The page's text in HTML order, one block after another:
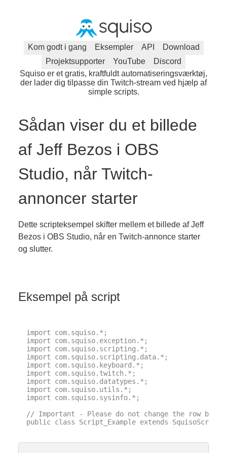
Kom godt i gang Eksempler API
Download
Projektsupporter
YouTube
Discord
Squiso er et gratis, kraftfuldt automatiseringsværktøj,
der lader dig tilpasse din Twitch-stream ved hjælp af
simple scripts.
Sådan viser du et billede
af Jeff Bezos i OBS
Studio, når Twitch-
annoncer starter
Dette scripteksempel skifter mellem et billede af Jeff
Bezos i OBS Studio, når en Twitch-annonce starter
og slutter.
Eksempel på script
import com.squiso.*;
import com.squiso.exception.*;
import com.squiso.scripting.*;
import com.squiso.scripting.data.*;
import com.squiso.keyboard.*;
import com.squiso.twitch.*;
import com.squiso.datatypes.*;
import com.squiso.utils.*;
import com.squiso.sysinfo.*;
// Important - Please do not change the row
public class Script_Example extends SquisoScript